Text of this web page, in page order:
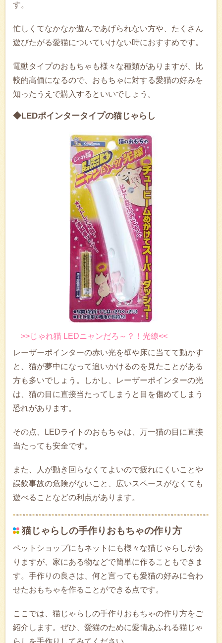
す。
忙しくてなかなか遊んであげられない方や、たくさん
遊びたがる愛猫についていけない時におすすめです。
電動タイプのおもちゃも様々な種類がありますが、比
較的高価になるので、おもちゃに対する愛猫の好みを
知ったうえで購入するといいでしょう。
◆LEDポインタータイプの猫じゃらし
>>じゃれ猫 LEDニャンだろ～？！光線<<
レーザーポインターの赤い光を壁や床に当てて動かす
と、猫が夢中になって追いかけるのを見たことがある
方も多いでしょう。しかし、レーザーポインターの光
は、猫の目に直接当たってしまうと目を傷めてしまう
恐れがあります。
その点、LEDライトのおもちゃは、万一猫の目に直接
当たっても安全です。
また、人が動き回らなくてよいので疲れにくいことや
誤飲事故の危険がないこと、広いスペースがなくても
遊べることなどの利点があります。
猫じゃらしの手作りおもちゃの作り方
ペットショップにもネットにも様々な猫じゃらしがあ
りますが、家にある物などで簡単に作ることもできま
す。手作りの良さは、何と言っても愛猫の好みに合わ
せたおもちゃを作ることができる点です。
ここでは、猫じゃらしの手作りおもちゃの作り方をご
紹介します。ぜひ、愛猫のために愛情あふれる猫じゃ
らしを手作りしてみてください。